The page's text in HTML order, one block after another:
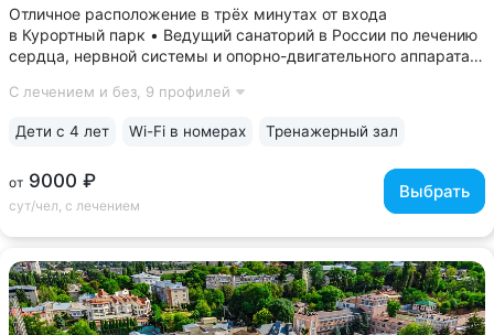
Отличное расположение в трёх минутах от входа
в Курортный парк • Ведущий санаторий в России по лечению
сердца, нервной системы и опорно-двигательного аппарата •
команд, звёзды большого спорта • Рассчитан всего
С лечением и без, 9 профилей
от 9000 ₽
сут/чел, с лечением
Выбрать
Дети с 4 лет Wi-Fi в номерах Тренажерный зал